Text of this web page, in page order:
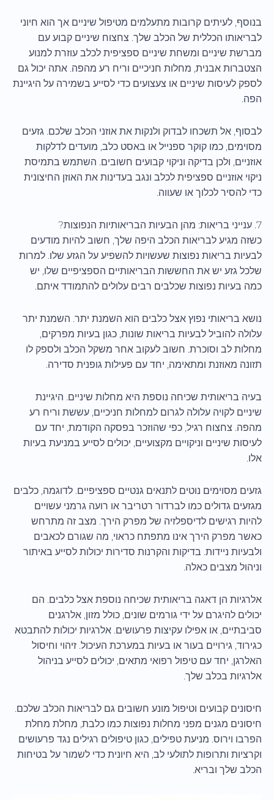
בנוסף, לעיתים קרובות מתעלמים מטיפול שיניים אך הוא חיוני
לבריאותו הכללית של הכלב שלך. צחצוח שיניים קבוע עם
מברשת שיניים ומשחת שיניים ספציפית לכלב עוזרת למנוע
הצטברות אבנית, מחלות חניכיים וריח רע מהפה. אתה יכול גם
לספק לעיסות שיניים או צעצועים כדי לסייע בשמירה על היגיינת
הפה.
לבסוף, אל תשכחו לבדוק ולנקות את אוזני הכלב שלכם. גזעים
מסוימים, כמו קוקר ספנייל או באסט כלב, מועדים לדלקות
אוזניים, ולכן בדיקה וניקוי קבועים חשובים. השתמש בתמיסת
ניקוי אוזניים ספציפית לכלב ונגב בעדינות את האוזן החיצונית
כדי להסיר לכלוך או שעווה.
7. ענייני בריאות: מהן הבעיות הבריאותיות הנפוצות?
כשזה מגיע לבריאות הכלב היפה שלך, חשוב להיות מודעים
לבעיות בריאות נפוצות שעשויות להשפיע על הגזע שלו. למרות
שלכל גזע יש את החששות הבריאותיים הספציפיים שלו, יש
כמה בעיות נפוצות שכלבים רבים עלולים להתמודד איתם.
נושא בריאותי נפוץ אצל כלבים הוא השמנת יתר. השמנת יתר
עלולה להוביל לבעיות בריאות שונות, כגון בעיות מפרקים,
מחלות לב וסוכרת. חשוב לעקוב אחר משקל הכלב ולספק לו
תזונה מאוזנת ומתאימה, יחד עם פעילות גופנית סדירה.
בעיה בריאותית שכיחה נוספת היא מחלות שיניים. היגיינת
שיניים לקויה עלולה לגרום למחלות חניכיים, עששת וריח רע
מהפה. צחצוח רגיל, כפי שהוזכר בפסקה הקודמת, יחד עם
לעיסות שיניים וניקויים מקצועיים, יכולים לסייע במניעת בעיות
אלו.
גזעים מסוימים נוטים לתנאים גנטיים ספציפיים. לדוגמה, כלבים
מגזעים גדולים כמו לברדור רטריבר או רועה גרמני עשויים
להיות רגישים לדיספלזיה של מפרק הירך. מצב זה מתרחש
כאשר מפרק הירך אינו מתפתח כראוי, מה שגורם לכאבים
ולבעיות ניידות. בדיקות והקרנות סדירות יכולות לסייע באיתור
וניהול מצבים כאלה.
אלרגיות הן דאגה בריאותית שכיחה נוספת אצל כלבים. הם
יכולים להיגרם על ידי גורמים שונים, כולל מזון, אלרגנים
סביבתיים, או אפילו עקיצות פרעושים. אלרגיות יכולות להתבטא
כגירוד, גירויים בעור או בעיות במערכת העיכול. זיהוי וחיסול
האלרגן, יחד עם טיפול רפואי מתאים, יכולים לסייע בניהול
אלרגיות בכלב שלך.
חיסונים קבועים וטיפול מונע חשובים גם לבריאות הכלב שלכם.
חיסונים מגנים מפני מחלות נפוצות כמו כלבת, מחלת מחלת
הפרבו וירוס. מניעת טפילים, כגון טיפולים רגילים נגד פרעושים
וקרציות ותרופות לתולעי לב, היא חיונית כדי לשמור על בטיחות
הכלב שלך ובריא.